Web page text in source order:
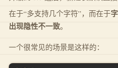
在于“多支持几个字符”，而在于
出现隐性不一致。
一个很常见的场景是这样的：